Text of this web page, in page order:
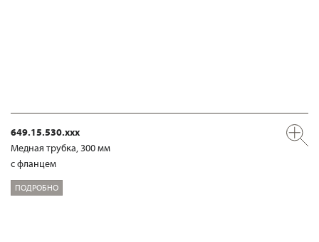
649.15.530.xxx
Медная трубка, 300 мм
с фланцем
ПОДРОБНО